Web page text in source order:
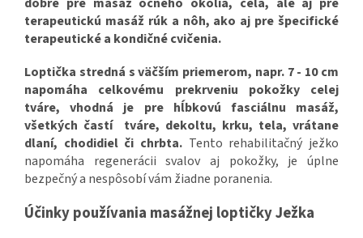
terapeutickú masáž rúk a nôh, ako aj pre špecifické
terapeutické a kondičné cvičenia.
Loptička stredná s väčším priemerom, napr. 7 - 10 cm
napomáha celkovému prekrveniu pokožky celej
tváre, vhodná je prehĺbkovú fasciálnu masáž,
všetkých častí tváre, dekoltu, krku, tela, vrátane
dlaní, chodidiel či chrbta. Tento rehabilitačný ježko
napomáha regenerácii svalov aj pokožky, je úplne
bezpečný a nespôsobí vám žiadne poranenia.
Účinky používania masážnej loptičky Ježka